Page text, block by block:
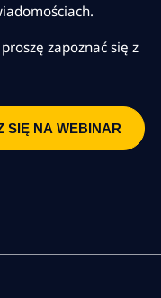
zapoznać się z